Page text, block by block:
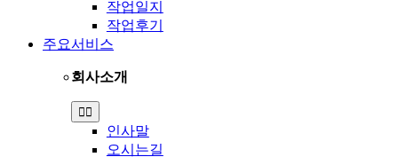
작업일지
작업후기
주요서비스
회사소개
Toggle
Navigation
인사말
오시는길